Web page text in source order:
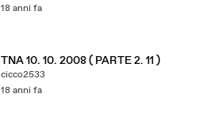
18 anni fa
TNA 10. 10. 2008 ( PARTE 2. 11 )
cicco2533
18 anni fa